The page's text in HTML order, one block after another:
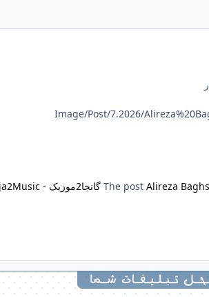
The post Alireza گانجا2موزیک - Ganja2Music